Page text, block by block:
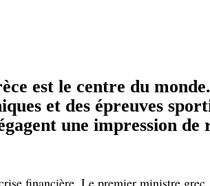
est le centre du
et des épreuves
une impression de
financière. Le premier ministre